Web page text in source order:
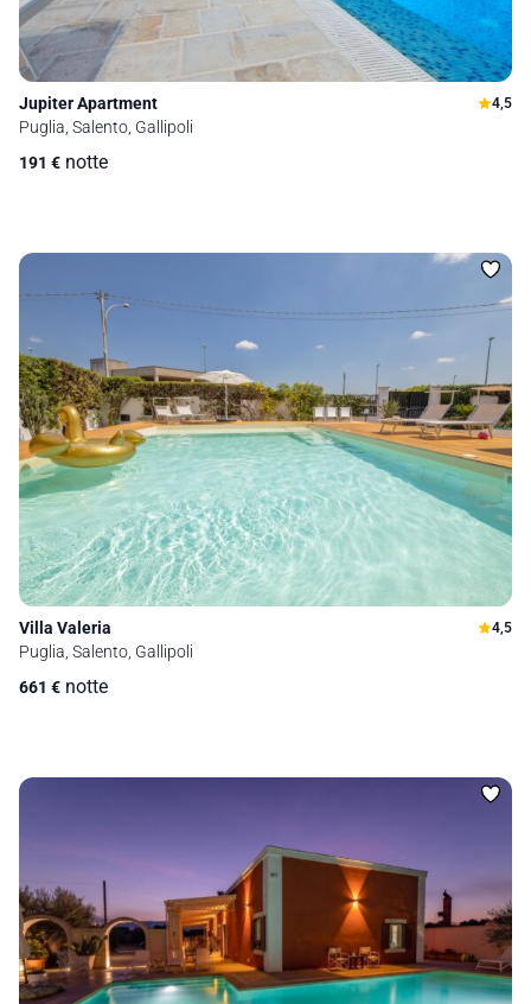
Jupiter Apartment 4,5
Puglia, Salento, Gallipoli
191 € notte
Villa Valeria 4,5
Puglia, Salento, Gallipoli
661 € notte